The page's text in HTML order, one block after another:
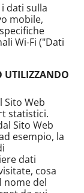
dati sulla
mobile,
Wi-Fi ("Dati
UTILIZZANDO
Sito Web
statistici.
Sito Web
esempio, la
dati
cosa
nome del